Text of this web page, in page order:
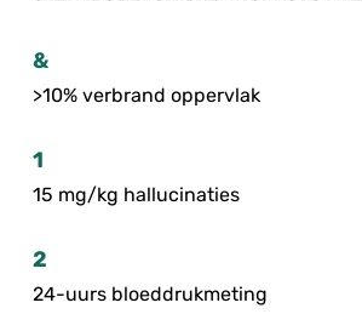
&
>10% verbrand oppervlak
1
15 mg/kg hallucinaties
2
24-uurs bloeddrukmeting